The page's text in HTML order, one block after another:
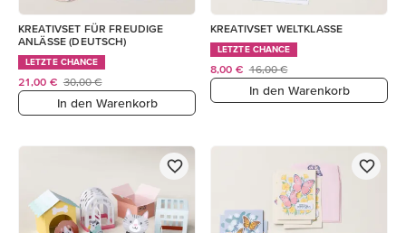
KREATIVSET FÜR FREUDIGE
ANLÄSSE (DEUTSCH)
LETZTE CHANCE
21,00 € 30,00 €
In den Warenkorb
KREATIVSET WELTKLASSE
LETZTE CHANCE
8,00 € 16,00 €
In den Warenkorb